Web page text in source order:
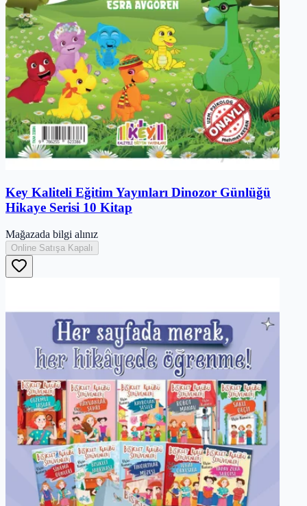
Key Kaliteli Eğitim Yayınları Dinozor Günlüğü
Hikaye Serisi 10 Kitap
Mağazada bilgi alınız
Online Satışa Kapalı